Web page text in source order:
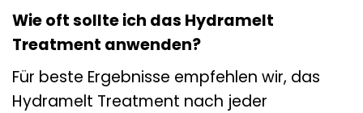
Wie oft sollte ich das Hydramelt
Treatment anwenden?
Für beste Ergebnisse empfehlen wir, das
Hydramelt Treatment nach jeder